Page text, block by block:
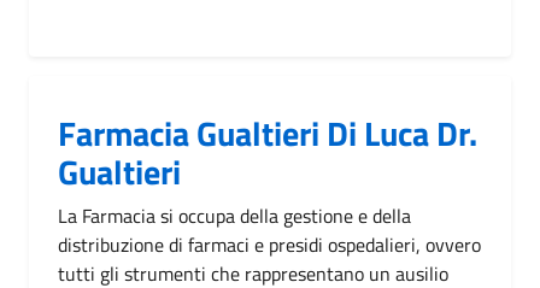
Farmacia Gualtieri Di Luca Dr.
Gualtieri
La Farmacia si occupa della gestione e della
distribuzione di farmaci e presidi ospedalieri, ovvero
tutti gli strumenti che rappresentano un ausilio